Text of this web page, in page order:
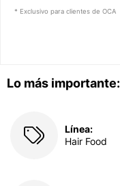
Lo más importante:
Línea:
Hair Food
* Exclusivo para clientes de OCA